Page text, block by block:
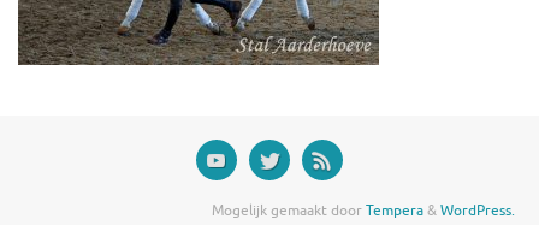
Mogelijk gemaakt doorTempera&WordPress.